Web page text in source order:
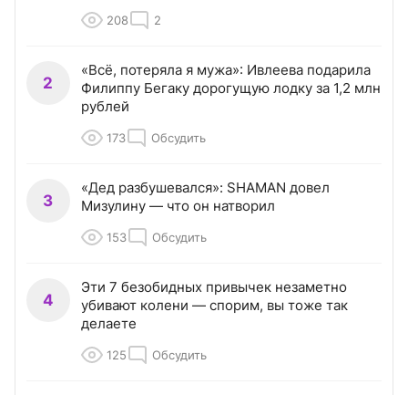
208 2
2
«Всё, потеряла я мужа»: Ивлеева подарила
Филиппу Бегаку дорогущую лодку за 1,2 млн
рублей
173 Обсудить
3
«Дед разбушевался»: SHAMAN довел
Мизулину — что он натворил
153 Обсудить
4
Эти 7 безобидных привычек незаметно
убивают колени — спорим, вы тоже так
делаете
125 Обсудить